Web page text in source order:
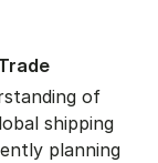
of
shipping
planning